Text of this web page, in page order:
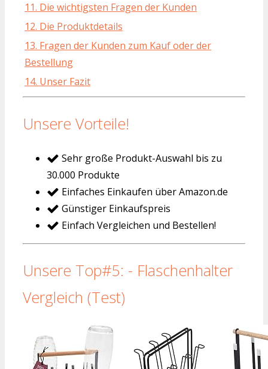
11. Die wichtigsten Fragen der Kunden
12. Die Produktdetails
13. Fragen der Kunden zum Kauf oder der
Bestellung
14. Unser Fazit
Unsere Vorteile!
Sehr große Produkt-Auswahl bis zu
30.000 Produkte
Einfaches Einkaufen über Amazon.de
Günstiger Einkaufspreis
Einfach Vergleichen und Bestellen!
Unsere Top#5: - Flaschenhalter
Vergleich (Test)